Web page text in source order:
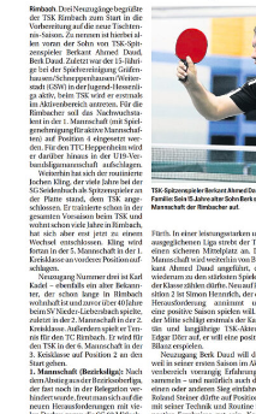
Neue
für
den
TSK
Rimbach